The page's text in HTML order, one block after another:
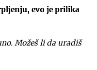
evo je prilika
Možeš li da uradiš